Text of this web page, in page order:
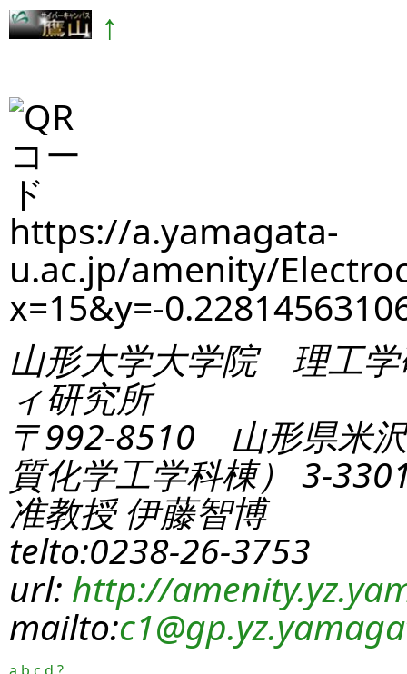
↑
https://a.yamagata-
u.ac.jp/amenity/
x=15&y=-
山形大学大学院 理工学
ィ研究所
〒992-8510 山形県米
質化学工学科棟） 3-
准教授 伊藤智博
telto:0238-26-3753
url: http://
mailto:c1